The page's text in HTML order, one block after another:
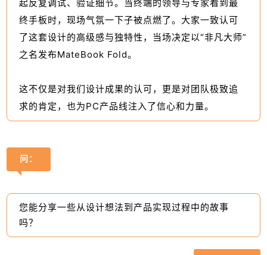
起反复调试、验证细节。当终端的领导与专家看到最
终手板时，现场气氛一下子被点燃了。大家一致认可
了这套设计的高级感与独特性，当场决定以“非凡大师”
之名发布MateBook Fold。
这不仅是对我们设计成果的认可，更是对团队极致追
求的肯定，也为PC产品线注入了信心和力量。
问：
您能分享一些从设计想法到产品实现过程中的故事
吗？